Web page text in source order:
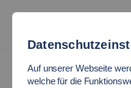
Auf unserer Webseite
welche für die